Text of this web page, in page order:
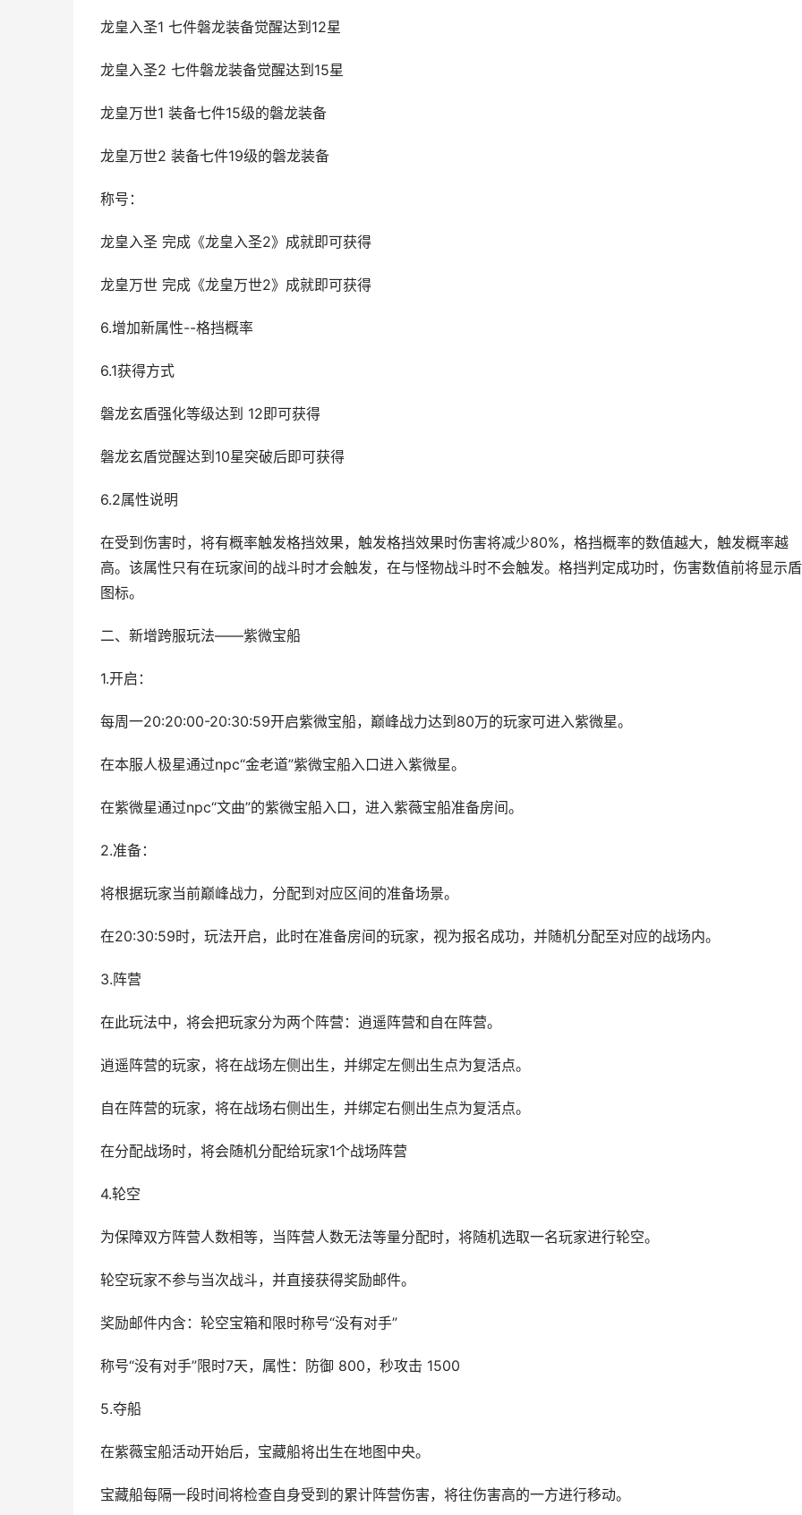
龙皇入圣1 七件磐龙装备觉醒达到12星
龙皇入圣2 七件磐龙装备觉醒达到15星
龙皇万世1 装备七件15级的磐龙装备
龙皇万世2 装备七件19级的磐龙装备
称号：
龙皇入圣 完成《龙皇入圣2》成就即可获得
龙皇万世 完成《龙皇万世2》成就即可获得
6.增加新属性--格挡概率
6.1获得方式
磐龙玄盾强化等级达到 12即可获得
磐龙玄盾觉醒达到10星突破后即可获得
6.2属性说明
在受到伤害时，将有概率触发格挡效果，触发格挡效果时伤害将减少80%，格挡概率的数值越大，触发概率越
高。该属性只有在玩家间的战斗时才会触发，在与怪物战斗时不会触发。格挡判定成功时，伤害数值前将显示
图标。
二、新增跨服玩法——紫微宝船
1.开启：
每周一20:20:00-20:30:59开启紫微宝船，巅峰战力达到80万的玩家可进入紫微星。
在本服人极星通过npc“金老道”紫微宝船入口进入紫微星。
在紫微星通过npc“文曲”的紫微宝船入口，进入紫薇宝船准备房间。
2.准备：
将根据玩家当前巅峰战力，分配到对应区间的准备场景。
在20:30:59时，玩法开启，此时在准备房间的玩家，视为报名成功，并随机分配至对应的战场内。
3.阵营
在此玩法中，将会把玩家分为两个阵营：逍遥阵营和自在阵营。
逍遥阵营的玩家，将在战场左侧出生，并绑定左侧出生点为复活点。
自在阵营的玩家，将在战场右侧出生，并绑定右侧出生点为复活点。
在分配战场时，将会随机分配给玩家1个战场阵营
4.轮空
为保障双方阵营人数相等，当阵营人数无法等量分配时，将随机选取一名玩家进行轮空。
轮空玩家不参与当次战斗，并直接获得奖励邮件。
奖励邮件内含：轮空宝箱和限时称号“没有对手”
称号“没有对手”限时7天，属性：防御 800，秒攻击 1500
5.夺船
在紫薇宝船活动开始后，宝藏船将出生在地图中央。
宝藏船每隔一段时间将检查自身受到的累计阵营伤害，将往伤害高的一方进行移动。